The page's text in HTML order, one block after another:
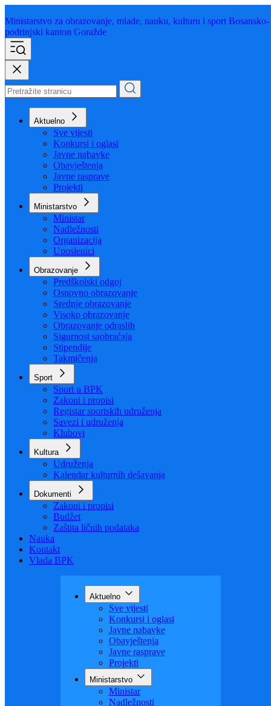
Ministarstvo za obrazovanje,
podrinjski kanton Goražde
Aktuelno
Sve vijesti
Konkursi i oglasi
Javne nabavke
Obavještenja
Javne rasprave
Projekti
Ministarstvo
Ministar
Nadležnosti
Organizacija
Uposlenici
Obrazovanje
Predškolski odgoj
Osnovno obrazovanje
Srednje obrazovanje
Visoko obrazovanje
Obrazovanje odraslih
Sigurnost saobraćaja
Stipendije
Takmičenja
Sport
Sport u BPK
Zakoni i propisi
Registar sportskih udruženja
Savezi i udruženja
Klubovi
Udruženja
Kalendar kulturnih dešavanja
Dokumenti
Zakoni i propisi
Budžet
Zaštita ličnih podataka
Aktuelno
Sve vijesti
Konkursi i oglasi
Javne nabavke
Obavještenja
Javne rasprave
Projekti